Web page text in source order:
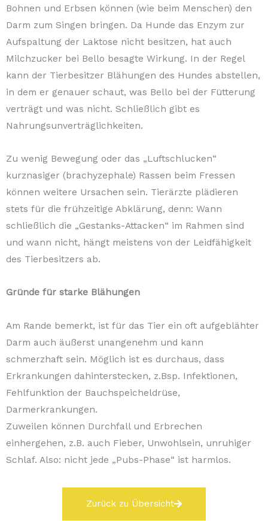
Bohnen und Erbsen können (wie beim Menschen) den
Darm zum Singen bringen. Da Hunde das Enzym zur
Aufspaltung der Laktose nicht besitzen, hat auch
Milchzucker bei Bello besagte Wirkung. In der Regel
kann der Tierbesitzer Blähungen des Hundes abstellen,
in dem er genauer schaut, was Bello bei der Fütterung
verträgt und was nicht. Schließlich gibt es
Nahrungsunverträglichkeiten.
Zu wenig Bewegung oder das „Luftschlucken“
kurznasiger (brachyzephale) Rassen beim Fressen
können weitere Ursachen sein. Tierärzte plädieren
stets für die frühzeitige Abklärung, denn: Wann
schließlich die „Gestanks-Attacken“ im Rahmen sind
und wann nicht, hängt meistens von der Leidfähigkeit
des Tierbesitzers ab.
Gründe für starke Blähungen
Am Rande bemerkt, ist für das Tier ein oft aufgeblähter
Darm auch äußerst unangenehm und kann
schmerzhaft sein. Möglich ist es durchaus, dass
Erkrankungen dahinterstecken, z.Bsp. Infektionen,
Fehlfunktion der Bauchspeicheldrüse,
Darmerkrankungen.
Zuweilen können Durchfall und Erbrechen
einhergehen, z.B. auch Fieber, Unwohlsein, unruhiger
Schlaf. Also: nicht jede „Pubs-Phase“ ist harmlos.
Zurück zu Übersicht